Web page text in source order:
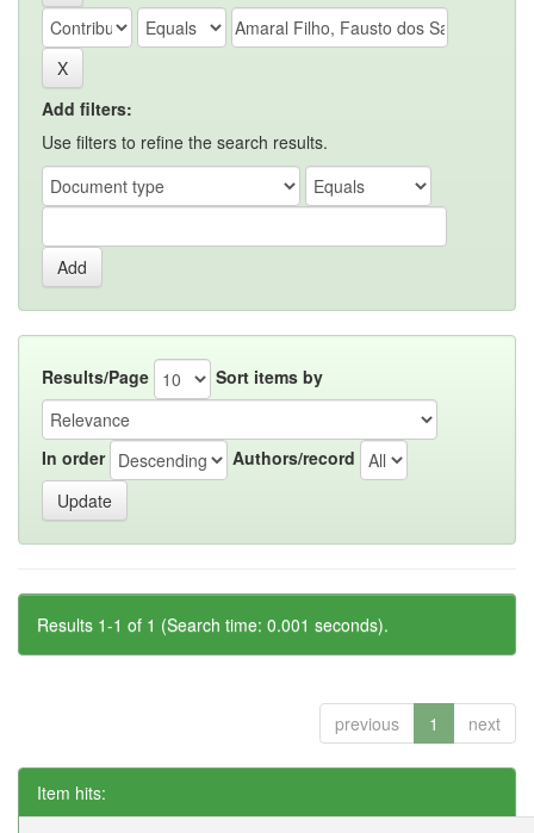
Add filters:
Use filters to refine the search results.
Results/Page Sort items by
In order Authors/record
Results 1-1 of 1 (Search time: 0.001 seconds).
previous 1 next
Item hits: